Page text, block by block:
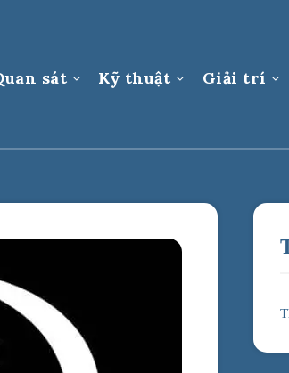
sát Kỹ thuật Giải trí